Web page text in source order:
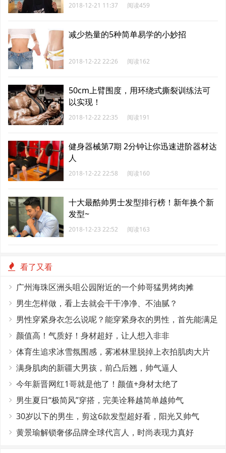
2018-12-21 11:37 阅读459
减少热量的5种简单易学的小妙招
2018-12-22 22:26 阅读162
50cm上臂围度，用环绕式撕裂训练法可
以实现！
2018-12-22 22:35 阅读191
健身器械第7期 2分钟让你迅速进阶器材达
人
2018-12-22 22:58 阅读160
十大最酷帅男士发型排行榜！新年换个新
发型~
2018-12-23 22:52 阅读163
看了又看
广州海珠区洲头咀公园附近的一个帅哥猛男烤肉摊
男生怎样做，看上去就会干干净净、不油腻？
男性穿紧身衣怎么说呢？能穿紧身衣的男性，首先能满足
这4个条件
颜值高！气质好！身材超好，让人想入非非
体育生追求冰雪氛围感，雾凇林里脱掉上衣拍肌肉大片
满身肌肉的新疆大男孩，前凸后翘，帅气逼人
今年新晋网红1哥就是他了！颜值+身材太绝了
男生夏日“极简风”穿搭，完美诠释越简单越帅气
30岁以下的男生，剪这6款发型超好看，阳光又帅气
黄景瑜解锁奢侈品牌全球代言人，时尚表现力真好